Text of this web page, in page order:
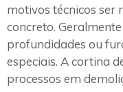
motivos técnicos ser
concreto.
profundidades ou
especiais. A cortina
processos em